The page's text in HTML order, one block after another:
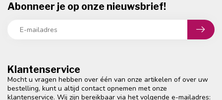
Klantenservice
Mocht u vragen hebben over één van onze artikelen of over uw
bestelling, kunt u altijd contact opnemen met onze
klantenservice. Wij zijn bereikbaar via het volgende e-mailadres:
Abonneer je op onze nieuwsbrief!